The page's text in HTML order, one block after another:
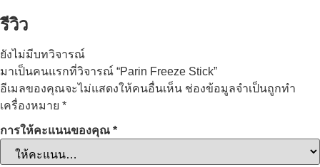
รีวิว
ยังไม่มีบทวิจารณ์
มาเป็นคนแรกที่วิจารณ์ “Parin Freeze Stick”
อีเมลของคุณจะไม่แสดงให้คนอื่นเห็น ช่องข้อมูลจำเป็นถูกทำ
เครื่องหมาย *
การให้คะแนนของคุณ *